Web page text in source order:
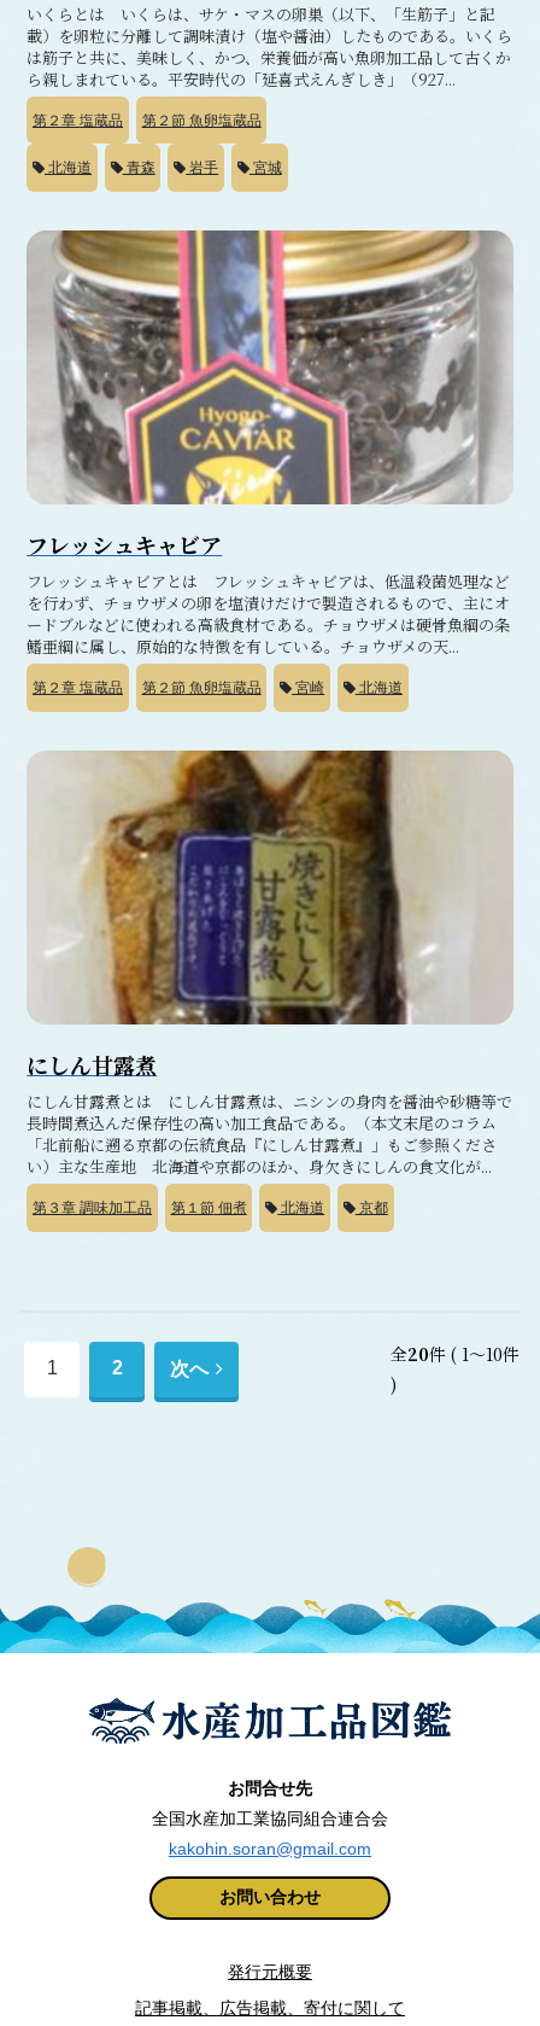
いくらとは いくらは、サケ・マスの卵巣（以下、「生筋子」と記
載）を卵粒に分離して調味漬け（塩や醤油）したものである。いくら
は筋子と共に、美味しく、かつ、栄養価が高い魚卵加工品して古くか
ら親しまれている。平安時代の「延喜式えんぎしき」（927...
第２章 塩蔵品 第２節魚卵塩蔵品
北海道 青森 岩手 宮城
フレッシュキャビア
フレッシュキャビアとは フレッシュキャビアは、低温殺菌処理など
を行わず、チョウザメの卵を塩漬けだけで製造されるもので、主にオ
ードブルなどに使われる高級食材である。チョウザメは硬骨魚綱の条
鰭亜綱に属し、原始的な特徴を有している。チョウザメの天...
第２章 塩蔵品 第２節魚卵塩蔵品 宮崎 北海道
にしん甘露煮
にしん甘露煮とは にしん甘露煮は、ニシンの身肉を醤油や砂糖等で
長時間煮込んだ保存性の高い加工食品である。（本文末尾のコラム
「北前船に遡る京都の伝統食品『にしん甘露煮』」もご参照くださ
い）主な生産地 北海道や京都のほか、身欠きにしんの食文化が...
第３章 調味加工品 第１節佃煮 北海道 京都
1 2 次
次へ
全20件( 1～10件
)
お問合せ先
全国水産加工業協同組合連合会
kakohin.soran@gmail.com
お問い合わせ
発行元概要
記事掲載、広告掲載、寄付に関して